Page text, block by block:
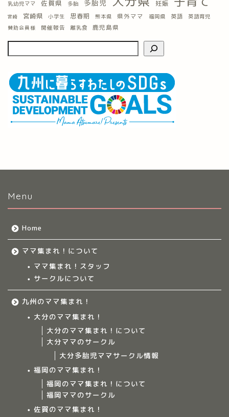
乳幼児ママ 佐賀県 多胎 多胎児 妊娠
宮崎 宮崎県 小学生 思春期 熊本県 県外ママ 福岡県 英語 英語育児
賛助会員様 開催報告 離乳食 鹿児島県
Menu
Home
ママ集まれ！について
ママ集まれ！スタッフ
サークルについて
九州のママ集まれ！
大分のママ集まれ！
大分のママ集まれ！について
大分ママのサークル
大分多胎児ママサークル情報
福岡のママ集まれ！
福岡のママ集まれ！について
福岡ママのサークル
佐賀のママ集まれ！